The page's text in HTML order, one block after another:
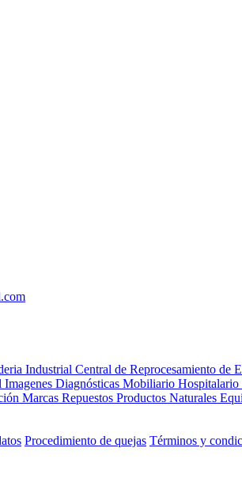
Industrial Central de Reprocesamiento de
Imagenes Diagnósticas Mobiliario Hospitalario
Marcas Repuestos Productos Naturales
Procedimiento de quejas Términos y